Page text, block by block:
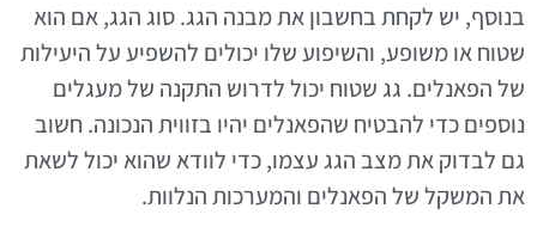
בנוסף, יש לקחת בחשבון את מבנה הגג. סוג הגג, אם הוא
שטוח או משופע, והשיפוע שלו יכולים להשפיע על היעילות
של הפאנלים. גג שטוח יכול לדרוש התקנה של מעגלים
נוספים כדי להבטיח שהפאנלים יהיו בזווית הנכונה. חשוב
גם לבדוק את מצב הגג עצמו, כדי לוודא שהוא יכול לשאת
את המשקל של הפאנלים והמערכות הנלוות.